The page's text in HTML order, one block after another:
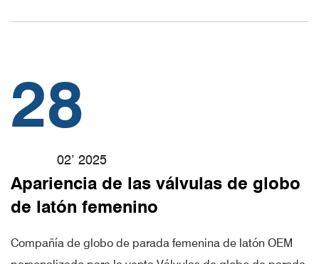
28
02’ 2025
Apariencia de las válvulas de globo
de latón femenino
Compañía de globo de parada femenina de latón OEM